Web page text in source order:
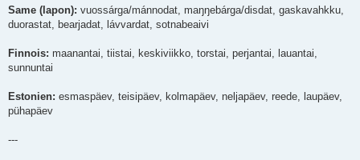
s
Same (lapon): vuossárga/mánnodat, maŋŋebárga/disdat, gaskavahkku,
duorastat, bearjadat, lávvardat, sotnabeaivi
Finnois: maanantai, tiistai, keskiviikko, torstai, perjantai, lauantai,
sunnuntai
Estonien: esmaspäev, teisipäev, kolmapäev, neljapäev, reede, laupäev,
pühapäev
---